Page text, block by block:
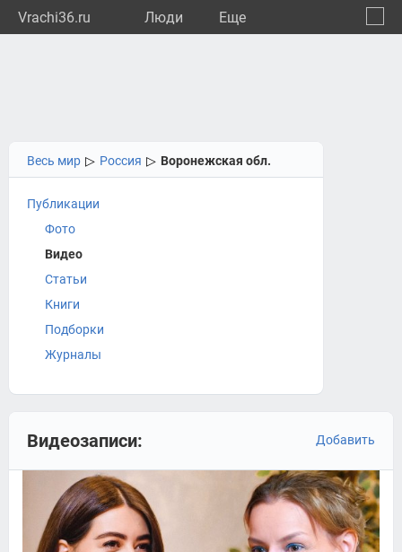
Vrachi36.ru Люди Eще
Весь мир ▷ Россия ▷ Воронежская обл.
Публикации
Фото
Видео
Статьи
Книги
Подборки
Журналы
Видеозаписи: Добавить